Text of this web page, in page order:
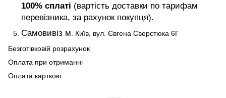
100% сплаті (вартість доставки по тарифам
перевізника, за рахунок покупця).
Самовивіз м . Київ, вул. Євгена Сверстюка 6Г
Безготівковій розрахунок
Оплата при отриманні
Оплата карткою